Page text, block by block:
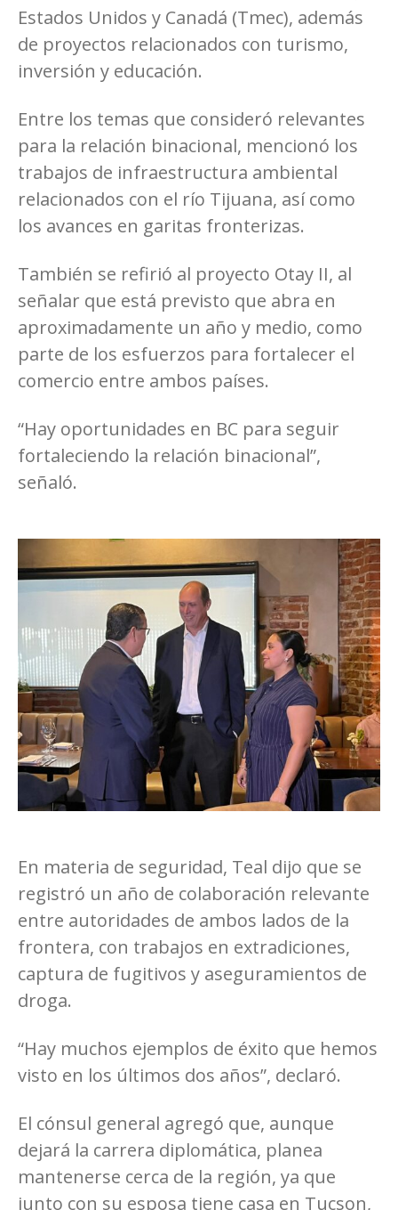
Estados Unidos y Canadá (Tmec), además
de proyectos relacionados con turismo,
inversión y educación.
Entre los temas que consideró relevantes
para la relación binacional, mencionó los
trabajos de infraestructura ambiental
relacionados con el río Tijuana, así como
los avances en garitas fronterizas.
También se refirió al proyecto Otay II, al
señalar que está previsto que abra en
aproximadamente un año y medio, como
parte de los esfuerzos para fortalecer el
comercio entre ambos países.
“Hay oportunidades en BC para seguir
fortaleciendo la relación binacional”,
señaló.
En materia de seguridad, Teal dijo que se
registró un año de colaboración relevante
entre autoridades de ambos lados de la
frontera, con trabajos en extradiciones,
captura de fugitivos y aseguramientos de
droga.
“Hay muchos ejemplos de éxito que hemos
visto en los últimos dos años”, declaró.
El cónsul general agregó que, aunque
dejará la carrera diplomática, planea
mantenerse cerca de la región, ya que
junto con su esposa tiene casa en Tucson,